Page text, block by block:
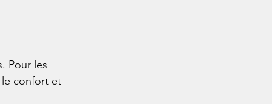
Pour les
confort et